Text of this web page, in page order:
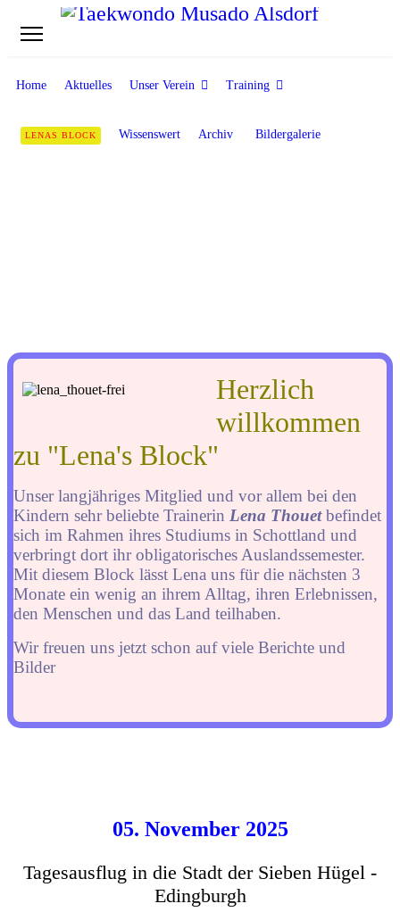
Home Aktuelles Unser Verein Training
LENAS BLOCK Wissenswert Archiv Bildergalerie
Herzlich
willkommen
zu "Lena's Block"
Unser langjähriges Mitglied und vor allem bei den
Kindern sehr beliebte Trainerin Lena Thouetbefindet
sich im Rahmen ihres Studiums in Schottland und
verbringt dort ihr obligatorisches Auslandssemester.
Mit diesem Block lässt Lena uns für die nächsten 3
Monate ein wenig an ihrem Alltag, ihren Erlebnissen,
den Menschen und das Land teilhaben.
Wir freuen uns jetzt schon auf viele Berichte und
Bilder
05. November 2025
Tagesausflug in die Stadt der Sieben Hügel -
Edingburgh